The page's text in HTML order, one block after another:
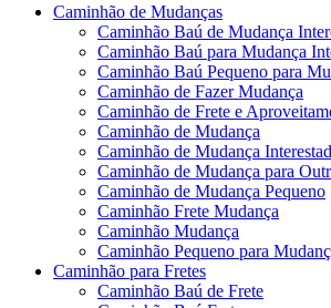
Caminhão de Mudanças
Caminhão Baú de Mudança
Caminhão Baú para Mudança
Caminhão Baú Pequeno para
Caminhão de Fazer Mudança
Caminhão de Frete e
Caminhão de Mudança
Caminhão de Mudança
Caminhão de Mudança para
Caminhão de Mudança Pequeno
Caminhão Frete Mudança
Caminhão Mudança
Caminhão Pequeno para
Caminhão para Fretes
Caminhão Baú de Frete